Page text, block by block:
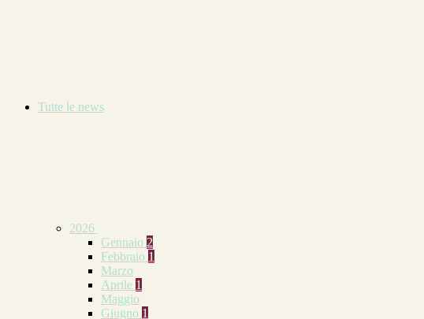
Tutte le news
2026
Gennaio 2
Febbraio 1
Marzo
Aprile 1
Maggio
Giugno 1